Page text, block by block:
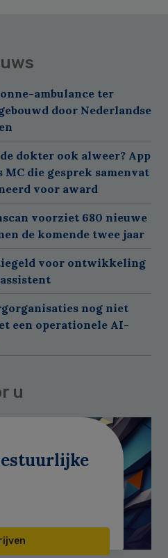
ambulance ter
door Nederlandse
dokter ook alweer? App
MC die gesprek samenvat
voor award
voorziet 680 nieuwe
de komende twee jaar
voor ontwikkeling
nog niet
een operationele AI-
u